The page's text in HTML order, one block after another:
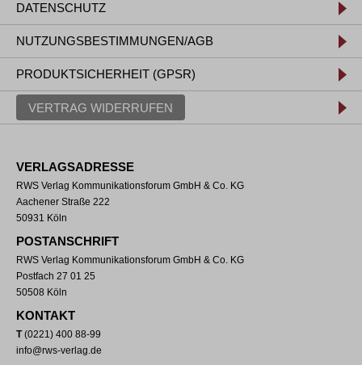
DATENSCHUTZ
NUTZUNGSBESTIMMUNGEN/AGB
PRODUKTSICHERHEIT (GPSR)
VERTRAG WIDERRUFEN
VERLAGSADRESSE
RWS Verlag Kommunikationsforum GmbH & Co. KG
Aachener Straße 222
50931 Köln
POSTANSCHRIFT
RWS Verlag Kommunikationsforum GmbH & Co. KG
Postfach 27 01 25
50508 Köln
KONTAKT
T(0221) 400 88-99
info@rws-verlag.de